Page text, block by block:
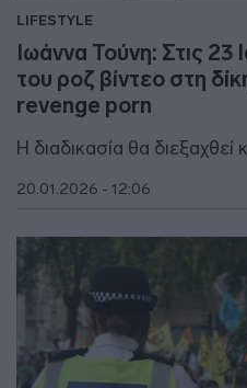
LIFESTYLE
Ιωάννα Τούνη: Στις
του ροζ βίντεο στη
revenge porn
Η διαδικασία θα
20.01.2026 - 12:06